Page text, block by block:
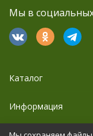
Мы в социальных
Каталог
Информация